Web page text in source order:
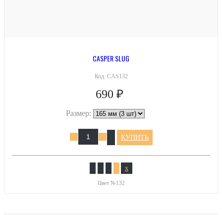
CASPER SLUG
Код: CAS132
690 ₽
Размер:
КУПИТЬ
x
Цвет №132